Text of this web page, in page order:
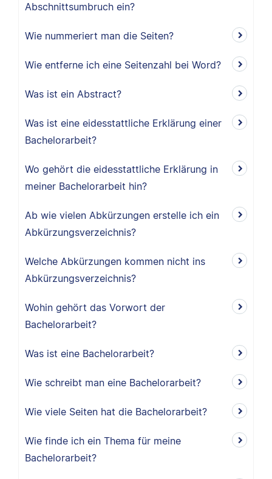
Abschnittsumbruch ein?
Wie nummeriert man die Seiten?
Wie entferne ich eine Seitenzahl bei Word?
Was ist ein Abstract?
Was ist eine eidesstattliche Erklärung einer
Bachelorarbeit?
Wo gehört die eidesstattliche Erklärung in
meiner Bachelorarbeit hin?
Ab wie vielen Abkürzungen erstelle ich ein
Abkürzungsverzeichnis?
Welche Abkürzungen kommen nicht ins
Abkürzungsverzeichnis?
Wohin gehört das Vorwort der
Bachelorarbeit?
Was ist eine Bachelorarbeit?
Wie schreibt man eine Bachelorarbeit?
Wie viele Seiten hat die Bachelorarbeit?
Wie finde ich ein Thema für meine
Bachelorarbeit?